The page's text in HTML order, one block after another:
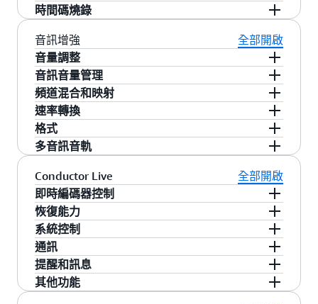
- 601、709 色彩空間轉換
- 選擇要裁剪的迅速位置
時間碼燒錄
音訊增強
全部開啟
音量調整
- 音量控制
音訊音量管理
- 音訊音量監控和更正；結果存放到檔案 (符合
CALM 標準) *
頻道混合和映射
- 手動混音
- 廣播業者混合廣告
速率轉換
- 調整音訊採樣率和頻率
格式
- 同時編碼多種格式
多音訊音軌
Conductor Live
全部開啟
即時編碼器控制
- 建立、啟動、停止、刪除和排程通道
- 透過影片縮略圖直觀地預覽每個編碼器上的活動
- Statmux 集區的 MPTS 管理
恢復能力
- 運算子定義的冗餘群組 1 + 1、N + 1 和 N + M
- 手動或自動冗餘切換和客戶定義的輸入來源容錯
移轉條件
- 模擬切換
- 冷備份
系統控制
- 驗證使用者存取，讓您可以設定使用者層級來進
行系統控制與監控
- 檢視所有節點
通訊
- RESTful API
- 以 HTML 為基礎的 UI
提醒和訊息
- SNMP 設陷發出
其他功能